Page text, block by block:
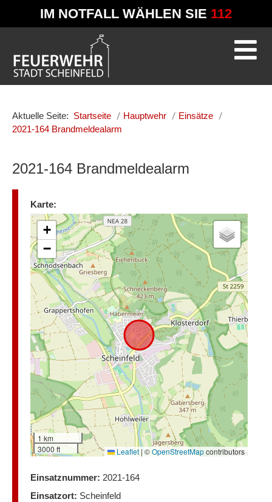
IM NOTFALL WÄHLEN SIE 112
Aktuelle Seite: Startseite Hauptwehr
Einsätze
2021-164 Brandmeldealarm
2021-164 Brandmeldealarm
Karte:
+
−
1 km
3000 ft
Leaflet | ©OpenStreetMapcontributors
Einsatznummer: 2021-164
Einsatzort: Scheinfeld